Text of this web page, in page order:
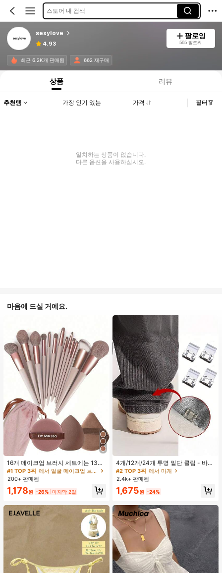
스토어 내 검색
sexylove
4.93
팔로잉
565 팔로워
최근 6.2K개 판매됨 662 재구매
상품 리뷰
추천템 가장 인기 있는 가격 필터
일치하는 상품이 없습니다.
다른 옵션을 사용하십시오.
마음에 드실 거예요.
16개 메이크업 브러시 세트에는 13개
메이크업 브러시, 1개 눈물 모양 메이
크업 스펀지, 1개 둥근 쿠션 파우더 브
러시, 1개 삼각형 메이크업 스펀지가
포함되어 있습니다 - 클래식 세트. 부
드럽고 피부 친화적인 합성 모로 만들
어졌습니다. 여성과 소녀에게 완벽하
며, 가을과 겨울에 이상적입니다.
#1 TOP 3위
에서 얼굴 메이크업 브러시 세트
200+ 판매됨
1,178원 -26% 마지막 2일
4개/12개/24개 투명 밑단 클립 - 바지
밑단 끌림 방지를 위한 심리스 무봉제
조절기, 의류 수선 및 깔끔한 바지 길
이 맞춤을 위한 숨겨진 밑단 조절 클립
(랜덤 색상)
#2 TOP 3위 에서 마개
2.4k+ 판매됨
1,675원 -24%